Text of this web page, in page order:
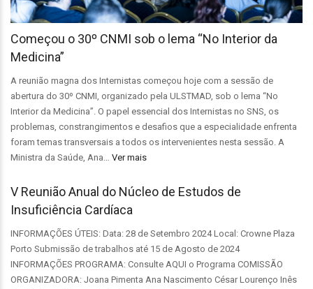
Começou o 30º CNMI sob o lema “No Interior da
Medicina”
A reunião magna dos Internistas começou hoje com a sessão de
abertura do 30º CNMI, organizado pela ULSTMAD, sob o lema “No
Interior da Medicina”. O papel essencial dos Internistas no SNS, os
problemas, constrangimentos e desafios que a especialidade enfrenta
foram temas transversais a todos os intervenientes nesta sessão. A
Ministra da Saúde, Ana… Ver mais
V Reunião Anual do Núcleo de Estudos de
Insuficiência Cardíaca
INFORMAÇÕES ÚTEIS: Data: 28 de Setembro 2024 Local: Crowne Plaza
Porto Submissão de trabalhos até 15 de Agosto de 2024
INFORMAÇÕES PROGRAMA: Consulte AQUI o Programa COMISSÃO
ORGANIZADORA: Joana Pimenta Ana Nascimento César Lourenço Inês